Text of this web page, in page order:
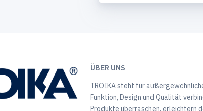
ÜBER UNS
TROIKA steht für
Funktion, Design und Qualität
Produkte überraschen, erleichtern